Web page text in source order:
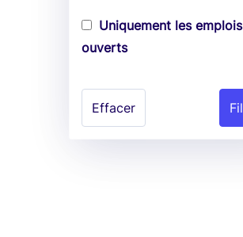
Uniquement les emplois
ouverts
Effacer